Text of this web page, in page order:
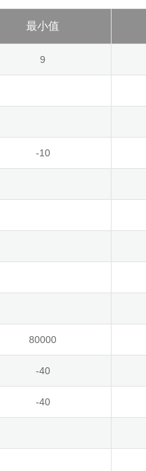
最小值
9
-10
80000
-40
-40